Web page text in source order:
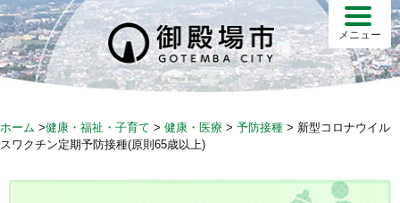
S
k
i
p
c
メニュー
ホーム >健康・福祉・子育て > 健康・医療 > 予防接種 > 新型コロナウイル
スワクチン定期予防接種(原則65歳以上)